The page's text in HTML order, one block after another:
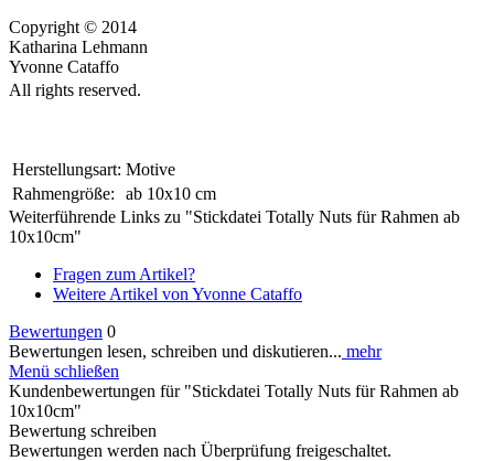
Copyright © 2014
Katharina Lehmann
Yvonne Cataffo
All rights reserved.
Herstellungsart: Motive
Rahmengröße:
ab 10x10 cm
Weiterführende Links zu "Stickdatei Totally Nuts für Rahmen ab
10x10cm"
Fragen zum Artikel?
Weitere Artikel von Yvonne Cataffo
Bewertungen 0
Bewertungen lesen, schreiben und diskutieren... mehr
Menü schließen
Kundenbewertungen für "Stickdatei Totally Nuts für Rahmen ab
10x10cm"
Bewertung schreiben
Bewertungen werden nach Überprüfung freigeschaltet.